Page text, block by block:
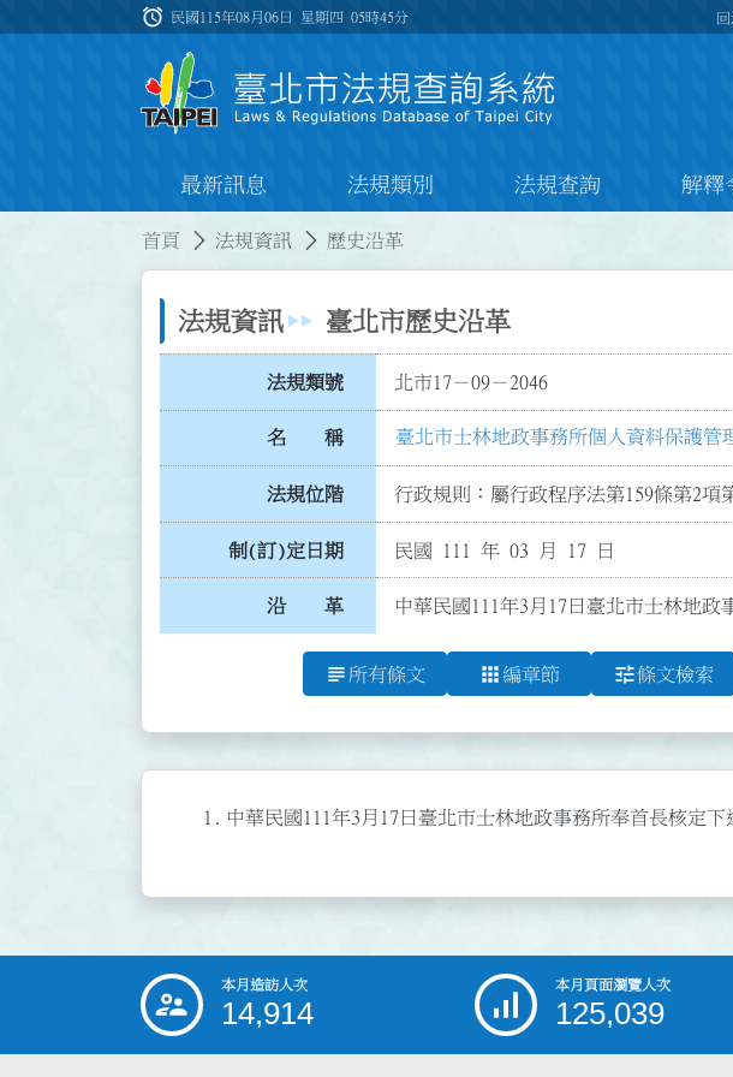
:::
alarm 民國115年08月06日 星期四05時45分
最新訊息 法規類別 法規查詢 解釋
首頁 法規資訊 歷史沿革
法規資訊 臺北市歷史沿革
法規類號 北市17－09－2046
名 稱 臺北市士林地政事務所個人資料保護管
法規位階 行政規則：屬行政程序法第159條第2項
制(訂)定日期 民國 111 年 03 月 17 日
沿 革 中華民國111年3月17日臺北市士林地
subject 所有條文 apps 編章節 tune條文檢索
1. 中華民國111年3月17日臺北市士林地政事務所奉首長核定下
::: 本月造訪人次
14,914
本月頁面瀏覽人次
125,039